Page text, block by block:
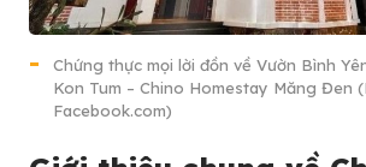
Chứng thực mọi lời đồn về Vườn Bình
Kon Tum – Chino Homestay Măng Đen
Facebook.com)